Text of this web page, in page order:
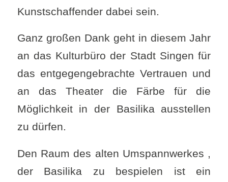
Kunstschaffender dabei sein.
Ganz großen Dank geht in diesem Jahr
an das Kulturbüro der Stadt Singen für
das entgegengebrachte Vertrauen und
an das Theater die Färbe für die
Möglichkeit in der Basilika ausstellen
zu dürfen.
Den Raum des alten Umspannwerkes ,
der Basilika zu bespielen ist ein